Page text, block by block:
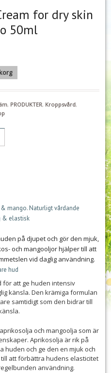
for dry skin
50ml
Apricot and Mango 50ml mängd
, PRODUKTER, Kroppsvård,
mango. Naturligt vårdande
& elastisk
på djupet och gör den mjuk,
och mangooljor hjälper till att
vid daglig användning.
hud
för att ge huden intensiv
känsla. Den krämiga formulan
samtidigt som den bidrar till
och mangoolja som är
Aprikosolja är rik på
huden och ge den en mjuk och
att förbättra hudens elasticitet
användning.